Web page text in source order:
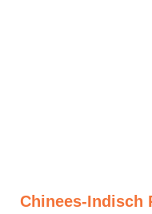
Chinees-Indisch